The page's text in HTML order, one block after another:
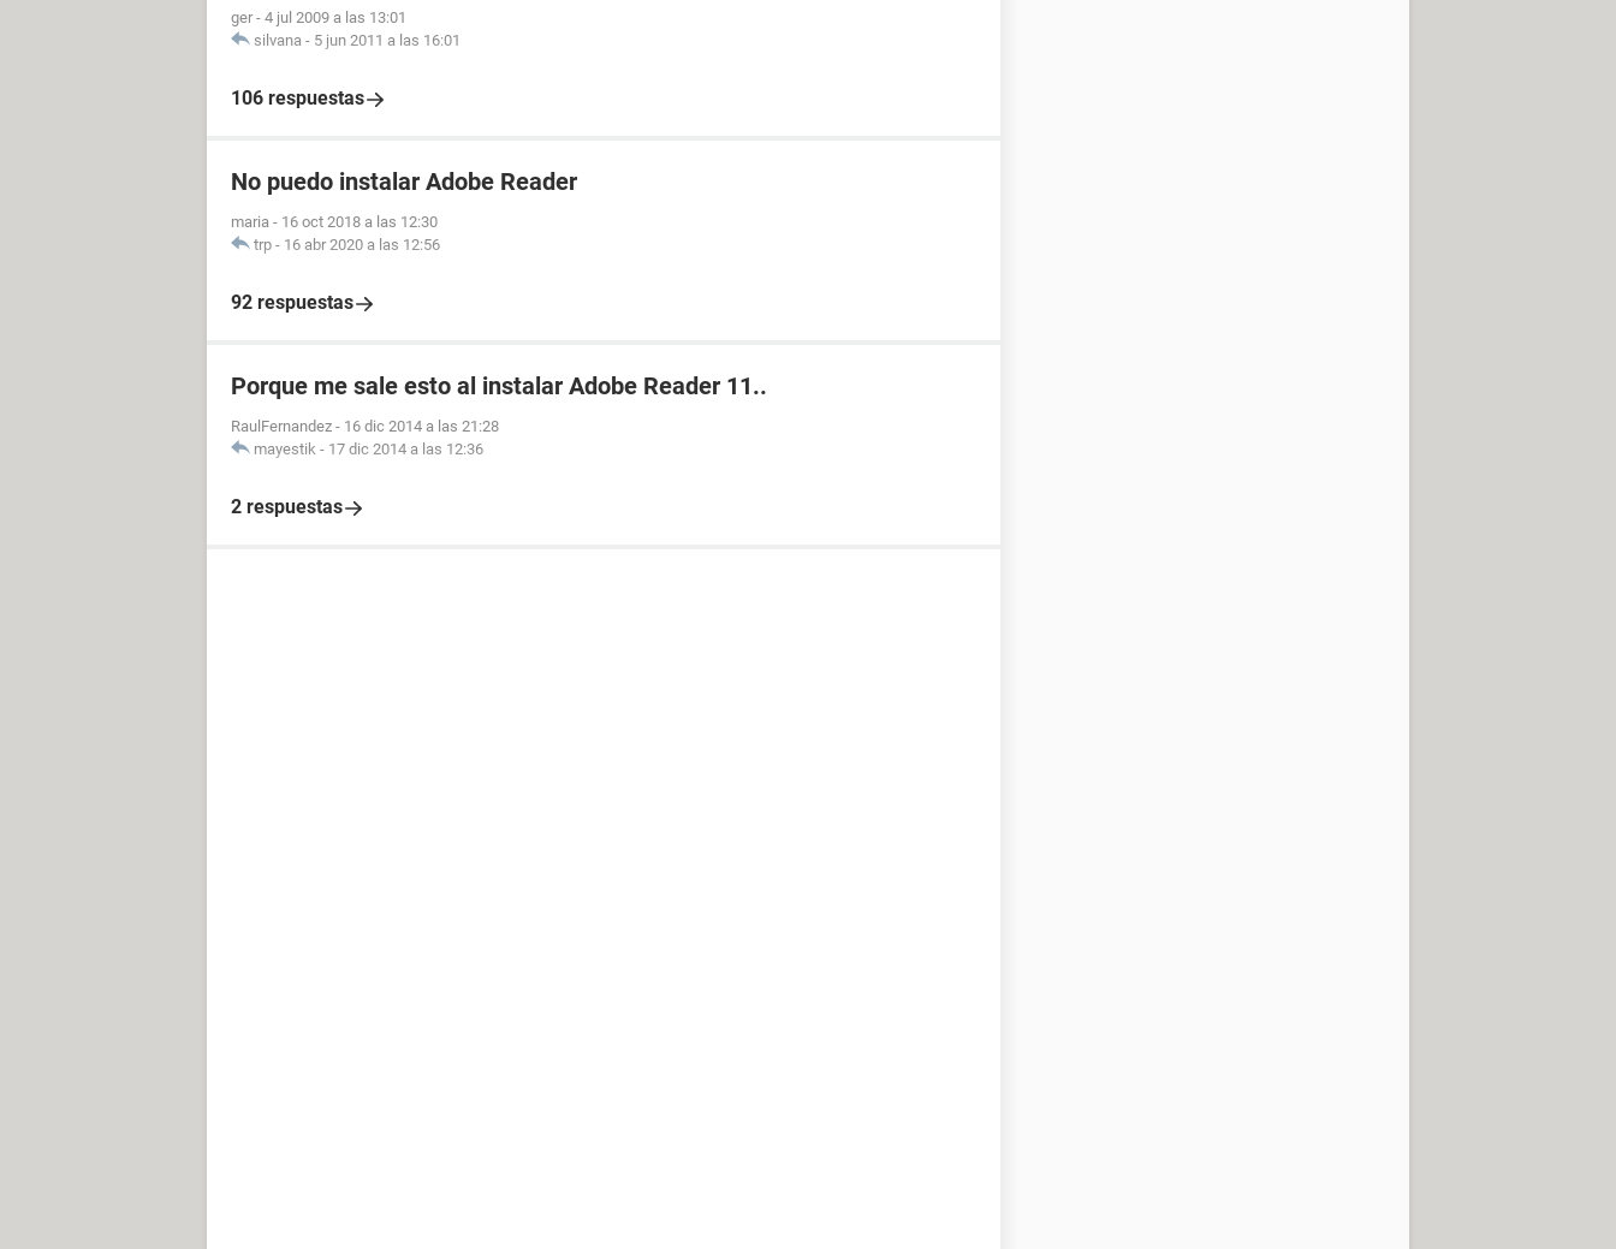
ger - 4 jul 2009 a las 13:01
silvana - 5 jun 2011 a las 16:01
106 respuestas
No puedo instalar Adobe Reader
maria - 16 oct 2018 a las 12:30
trp - 16 abr 2020 a las 12:56
92 respuestas
Porque me sale esto al instalar Adobe Reader 11..
RaulFernandez - 16 dic 2014 a las 21:28
mayestik - 17 dic 2014 a las 12:36
2 respuestas